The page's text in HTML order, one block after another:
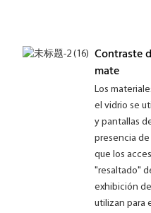
Contraste
mate
Los
el vidrio se
y pantallas
presencia
que los
"resaltado"
exhibición
utilizan para